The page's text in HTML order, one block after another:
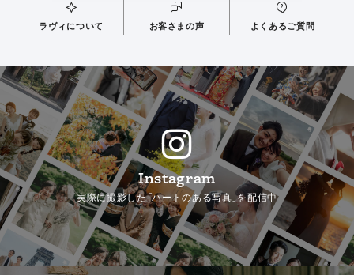
ラヴィについて お客さまの声 よくあるご質問
Instagram
実際に撮影した「ハートのある写真」を配信中